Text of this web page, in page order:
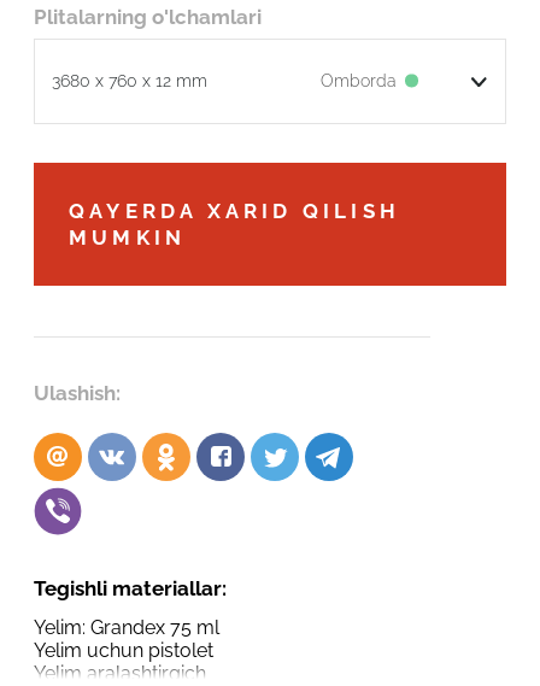
Plitalarning o'lchamlari
3680 x 760 x 12 mm Omborda
QAYERDA XARID QILISH
MUMKIN
Ulashish:
Tegishli materiallar:
Yelim: Grandex 75 ml
Yelim uchun pistolet
Yelim aralashtirgich
Robot emasligingizni tasdiqlang
ARIZANI YUBORISH
Robot emasligingizni tasdiqlang